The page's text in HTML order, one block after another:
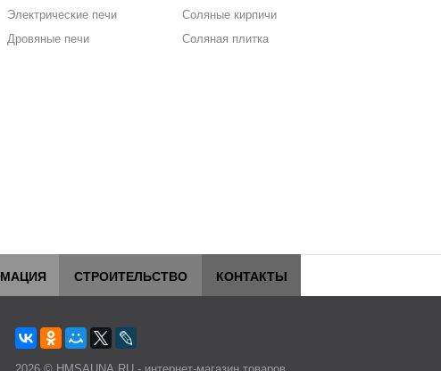
Электрические печи
Дровяные печи
Соляные кирпичи
Соляная плитка
СТРОИТЕЛЬСТВО КОНТАКТЫ